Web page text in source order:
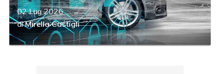
02 Lug 2026
diMirella Castigli